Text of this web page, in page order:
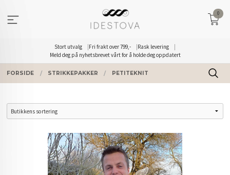
innholdet
Stort utvalg Fri frakt over 799,-
Rask levering
Meld deg på nyhetsbrevet vårt for å holde deg oppdatert
0
FORSIDE STRIKKEPAKKER PETITEKNIT